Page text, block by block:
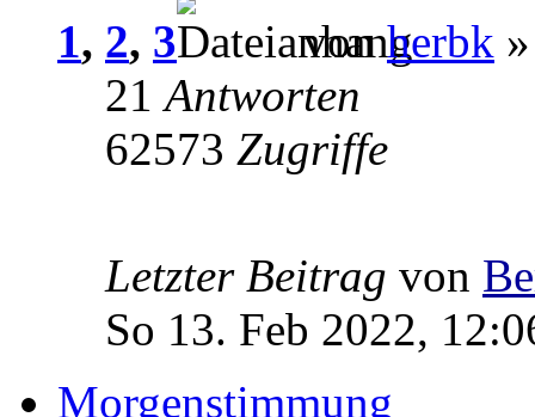
1, 2, 3 vonherbk
21Antworten
62573 Zugriffe
Letzter Beitrag von
So 13. Feb 2022,
Morgenstimmung